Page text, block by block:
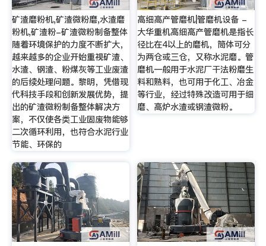
矿渣磨粉机,矿渣微粉磨,水渣磨
粉机,矿渣粉-矿渣微粉制备整体
随着环境保护的力度不断扩大，
越来越多的企业开始重视矿渣、
水渣、钢渣、粉煤灰等工业废渣
的后续处理问题。黎明，凭借现
代科技手段和创新发展优势，提
出的矿渣微粉制备整体解决方
案，不仅使各类工业固废物能够
二次循环利用，也符合水泥行业
节能、环保的
高细高产管磨机|管磨机设备 -
大华重机高细高产管磨机是指长
径比在4以上的磨机，筒体可分
为两仓或三仓，又称水泥磨。管
磨机一般用于水泥厂干法粉磨生
料和熟料，也可用于化工、冶金
等行业，经过特殊改造可用于细
磨、高炉水渣或钢渣微粉。